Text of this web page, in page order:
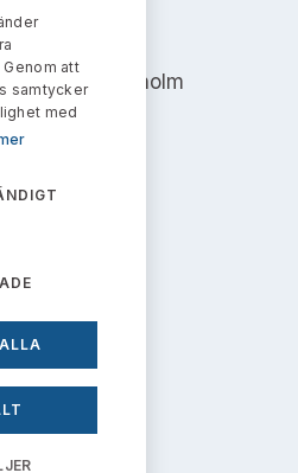
103 90 Stockholm
att
samtycker
med